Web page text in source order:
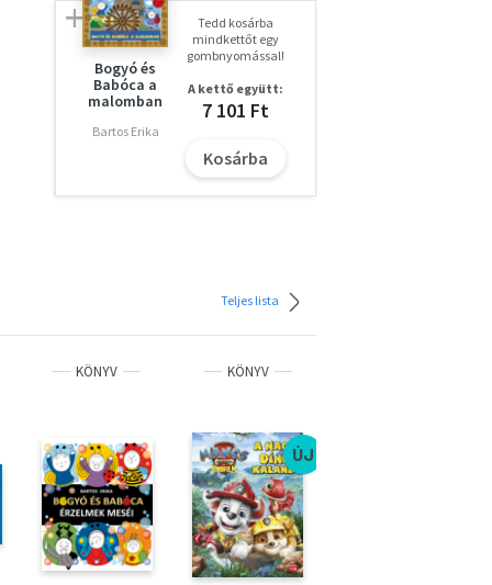
Bogyó és
Babóca a
malomban
Bartos Erika
Tedd kosárba
mindkettőt egy
gombnyomással!
A kettő együtt:
7 101 Ft
Kosárba
Teljes lista
KÖNYV KÖNYV
ÚJ